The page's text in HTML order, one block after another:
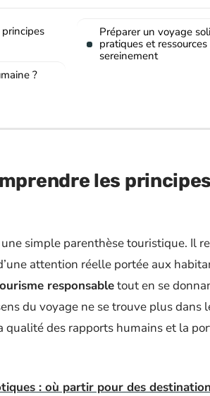
?
Préparer un voyage
pratiques et
sereinement
les
simple parenthèse touristique. Il
attention réelle portée aux
responsabletout en se
du voyage ne se trouve plus dans
qualité des rapports humains et la
: où partir pour des